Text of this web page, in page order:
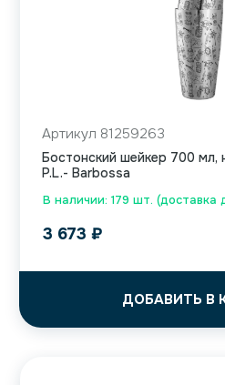
В наличии: 179 шт. (доставка
Артикул 81259263
Бостонский шейкер 700 мл,
P.L.- Barbossa
3 673 ₽
ДОБАВИТЬ В